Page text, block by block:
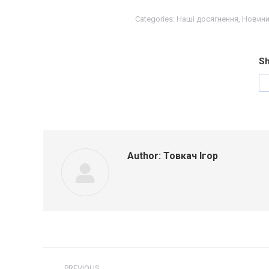
Categories: Наші досягнення, Новини
Author: Товкач Ігор
Post